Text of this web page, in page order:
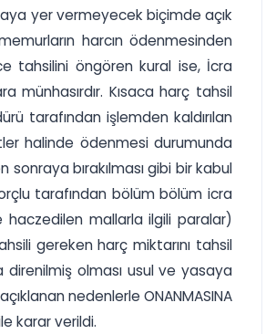
yer vermeyecek biçimde açık
harcın ödenmesinden
tahsilini öngören kural ise, İcra
münhasırdır. Kısaca harç tahsil
tarafından işlemden kaldırılan
halinde ödenmesi durumunda
sonraya bırakılması gibi bir kabul
tarafından bölüm bölüm icra
haczedilen mallarla ilgili paralar)
gereken harç miktarını tahsil
olması usul ve yasaya
nedenlerle ONANMASINA
karar verildi.